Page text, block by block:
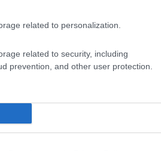
related to personalization.
related to security, including
prevention, and other user protection.